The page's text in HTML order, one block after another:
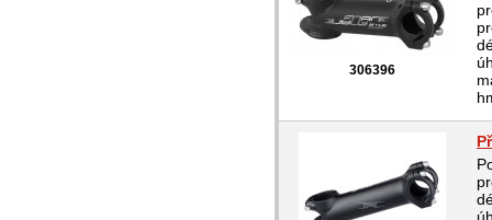
306396